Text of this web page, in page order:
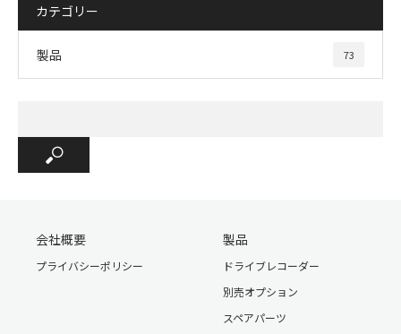
①本製品と専用マウントを運転中外れないように確認し、
②フロントガラスの上側20%以内の範囲に取り付けてくだ
さい。実際の車種によって取付場所が多少ずれることがあ
に取り付けてください。
④フロントガラスのフチの着色部やアンテナ、熱線などを避
カテゴリー
製品 73
会社概要
プライバシーポリシー
製品
ドライブレコーダー
別売オプション
スペアパーツ